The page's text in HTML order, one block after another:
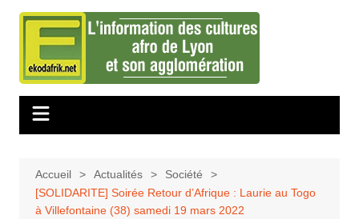
Aller
contenu
Accueil Actualités
Société
[SOLIDARITE] Soirée Retour d’Afrique : Laurie au Togo
à Villefontaine (38) samedi 19 mars 2022